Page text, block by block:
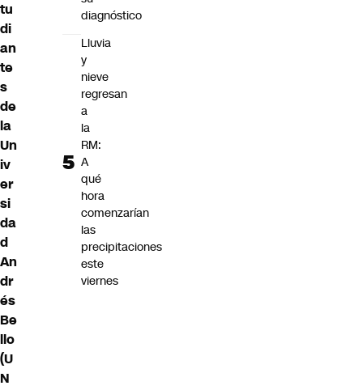
tu
di
an
te
s
de
la
Un
iv
er
si
da
d
An
dr
és
Be
llo
(U
N
diagnóstico
Lluvia
y
nieve
regresan
a
la
RM:
A
qué
hora
comenzarían
las
precipitaciones
este
viernes